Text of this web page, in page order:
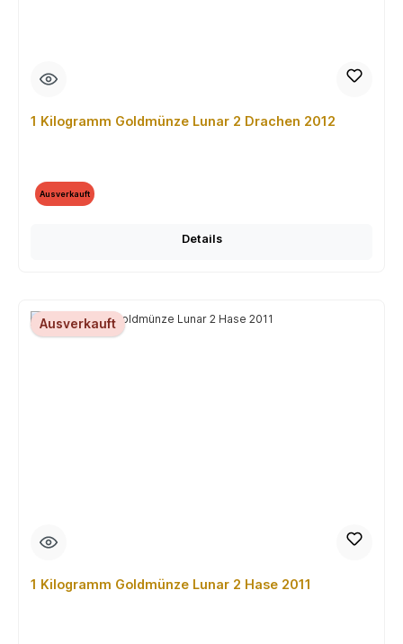
1 Kilogramm Goldmünze Lunar 2 Drachen 2012
Ausverkauft
Details
Ausverkauft
1 Kilogramm Goldmünze Lunar 2 Hase 2011